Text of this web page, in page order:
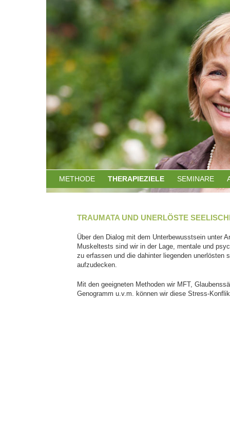
METHODE THERAPIEZIELE SEMINARE
TRAUMATA UND UNERLÖSTE
Über den Dialog mit dem Unterbewusstsein unter
Muskeltests sind wir in der Lage, mentale und
zu erfassen und die dahinter liegenden unerlösten
aufzudecken.
Mit den geeigneten Methoden wir MFT,
Genogramm u.v.m. können wir diese Stress-